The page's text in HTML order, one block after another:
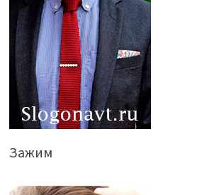
Зажим